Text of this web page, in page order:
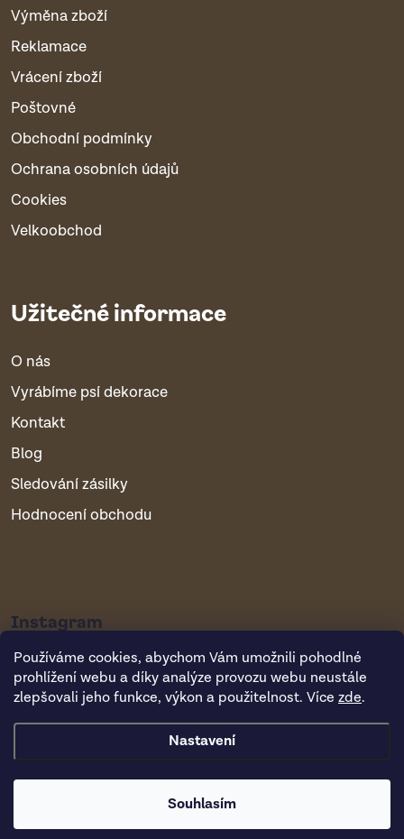
Používáme cookies, abychom Vám umožnili pohodlné
prohlížení webu a díky analýze provozu webu neustále
zlepšovali jeho funkce, výkon a použitelnost. Více zde.
Nastavení
Souhlasím
Výměna zboží
Reklamace
Vrácení zboží
Poštovné
Obchodní podmínky
Ochrana osobních údajů
Cookies
Velkoobchod
Užitečné informace
O nás
Vyrábíme psí dekorace
Kontakt
Blog
Sledování zásilky
Hodnocení obchodu
Instagram
Copyright 2026Vsepropejska.cz. Všechna práva vyhrazena.